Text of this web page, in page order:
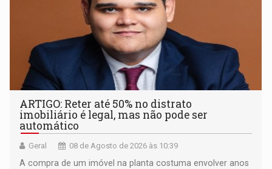
ARTIGO: Reter até 50% no distrato
imobiliário é legal, mas não pode ser
automático
Geral 08 de Agosto de 2026 às 10:39
A compra de um imóvel na planta costuma envolver anos